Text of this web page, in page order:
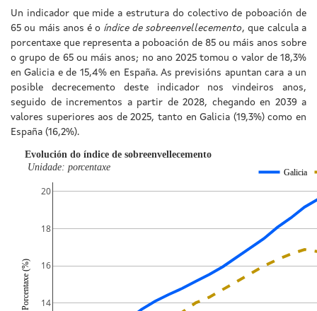
Un indicador que mide a estrutura do colectivo de poboación de
65 ou máis anos é o índice de sobreenvellecemento, que calcula a
porcentaxe que representa a poboación de 85 ou máis anos sobre
o grupo de 65 ou máis anos; no ano 2025 tomou o valor de 18,3%
en Galicia e de 15,4% en España. As previsións apuntan cara a un
posible decrecemento deste indicador nos vindeiros anos,
seguido de incrementos a partir de 2028, chegando en 2039 a
valores superiores aos de 2025, tanto en Galicia (19,3%) como en
España (16,2%).
14
16
18
20
Galicia
Evolución do índice de sobreenvellecemento
Unidade: porcentaxe
Porcentaxe (%)